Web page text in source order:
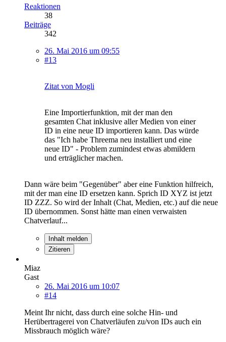
Reaktionen
38
Beiträge
342
26. Mai 2016 um 09:55
#13
Zitat von Mogli
Eine Importierfunktion, mit der man den
gesamten Chat inklusive aller Medien von einer
ID in eine neue ID importieren kann. Das würde
das "Ich habe Threema neu installiert und eine
neue ID" - Problem zumindest etwas abmildern
und erträglicher machen.
Dann wäre beim "Gegenüber" aber eine Funktion hilfreich,
mit der man eine ID ersetzen kann. Sprich ID XYZ ist jetzt
ID ZZZ. So wird der Inhalt (Chat, Medien, etc.) auf die neue
ID übernommen. Sonst hätte man einen verwaisten
Chatverlauf...
Inhalt melden
Zitieren
Miaz
Gast
26. Mai 2016 um 10:07
#14
Meint Ihr nicht, dass durch eine solche Hin- und
Herübertragerei von Chatverläufen zu/von IDs auch ein
Missbrauch möglich wäre?